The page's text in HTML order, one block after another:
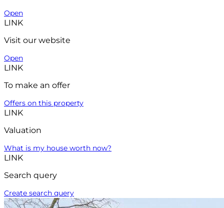
Open
LINK
Visit our website
Open
LINK
To make an offer
Offers on this property
LINK
Valuation
What is my house worth now?
LINK
Search query
Create search query